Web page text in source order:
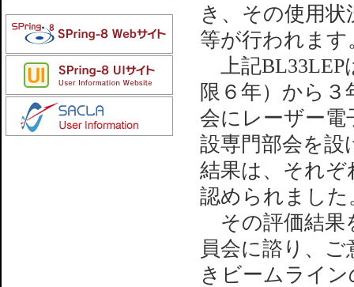
き、その使用
等が行われます
上記BL33LEP
限６年）から
会にレーザー電
設専門部会を設
結果は、それ
認められました
その評価結果
員会に諮り、
きビームライ